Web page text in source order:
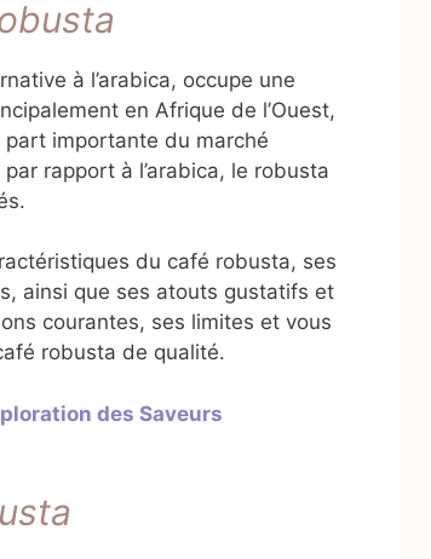
à l’arabica, occupe une
en Afrique de l’Ouest,
importante du marché
rapport à l’arabica, le robusta
du café robusta, ses
ainsi que ses atouts gustatifs et
courantes, ses limites et vous
robusta de qualité.
des Saveurs